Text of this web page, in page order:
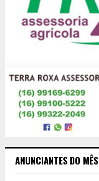
ANUNCIANTES DO MÊS